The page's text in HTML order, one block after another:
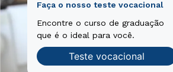
Faça o nosso teste vocacional
Encontre o curso de graduação
que é o ideal para você.
Teste vocacional